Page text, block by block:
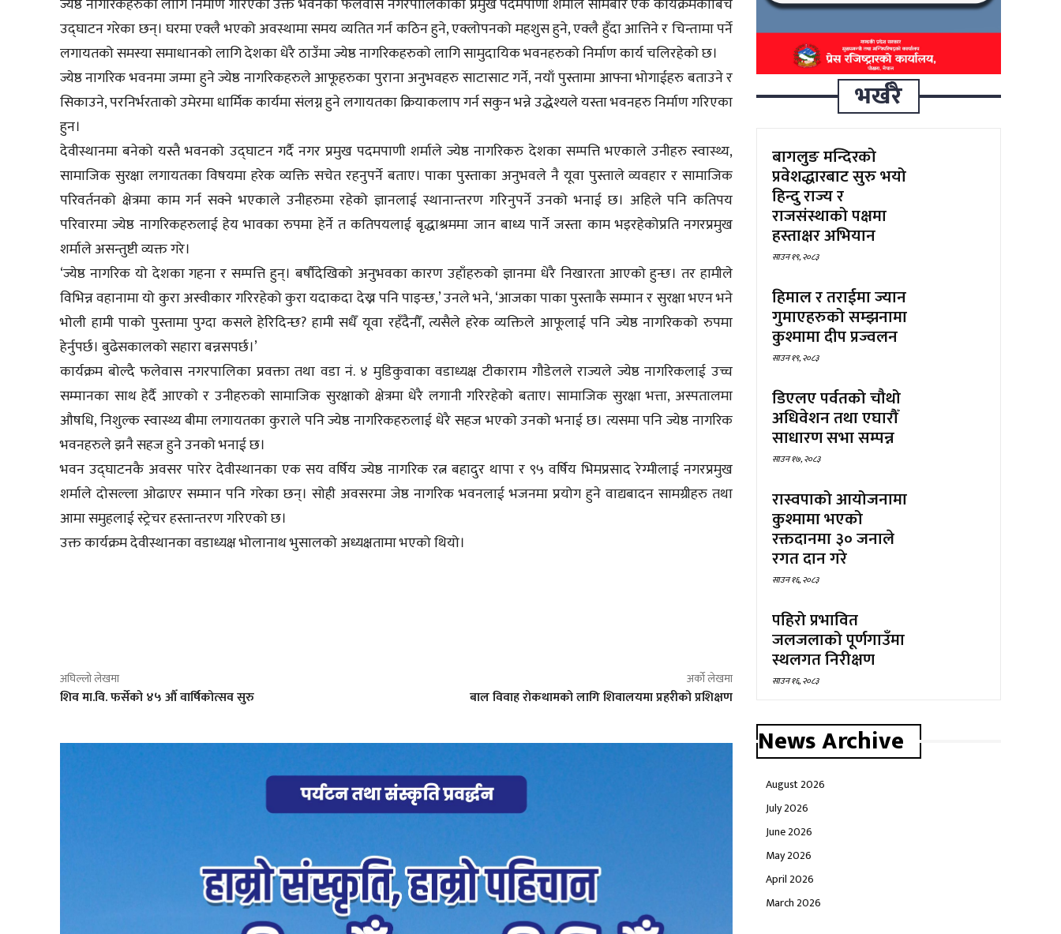
उद्घाटन गरेका छन्। घरमा एक्लै भएको अवस्थामा समय व्यतित गर्न कठिन हुने, एक्लोपनको महशुस हुने, एक्लै हुँदा आत्तिने र चिन्तामा पर्ने
लगायतको समस्या समाधानको लागि देशका धेरै ठाउँमा ज्येष्ठ नागरिकहरुको लागि सामुदायिक भवनहरुको निर्माण कार्य चलिरहेको छ।
ज्येष्ठ नागरिक भवनमा जम्मा हुने ज्येष्ठ नागरिकहरुले आफूहरुका पुराना अनुभवहरु साटासाट गर्ने, नयाँ पुस्तामा आफ्ना भोगाईहरु बताउने र
सिकाउने, परनिर्भरताको उमेरमा धार्मिक कार्यमा संलग्न हुने लगायतका क्रियाकलाप गर्न सकुन भन्ने उद्धेश्यले यस्ता भवनहरु निर्माण गरिएका
हुन।
देवीस्थानमा बनेको यस्तै भवनको उद्घाटन गर्दै नगर प्रमुख पदमपाणी शर्माले ज्येष्ठ नागरिकरु देशका सम्पत्ति भएकाले उनीहरु स्वास्थ्य,
सामाजिक सुरक्षा लगायतका विषयमा हरेक व्यक्ति सचेत रहनुपर्ने बताए। पाका पुस्ताका अनुभवले नै यूवा पुस्ताले व्यवहार र सामाजिक
परिवर्तनको क्षेत्रमा काम गर्न सक्ने भएकाले उनीहरुमा रहेको ज्ञानलाई स्थानान्तरण गरिनुपर्ने उनको भनाई छ। अहिले पनि कतिपय
परिवारमा ज्येष्ठ नागरिकहरुलाई हेय भावका रुपमा हेर्ने त कतिपयलाई बृद्धाश्रममा जान बाध्य पार्ने जस्ता काम भइरहेकोप्रति नगरप्रमुख
शर्माले असन्तुष्टी व्यक्त गरे।
‘ज्येष्ठ नागरिक यो देशका गहना र सम्पत्ति हुन्। बर्षौदेखिको अनुभवका कारण उहाँहरुको ज्ञानमा धेरै निखारता आएको हुन्छ। तर हामीले
विभिन्न वहानामा यो कुरा अस्वीकार गरिरहेको कुरा यदाकदा देख्न पनि पाइन्छ,’ उनले भने, ‘आजका पाका पुस्ताकै सम्मान र सुरक्षा भएन भने
भोली हामी पाको पुस्तामा पुग्दा कसले हेरिदिन्छ? हामी सधैँ यूवा रहँदैनौँ, त्यसैले हरेक व्यक्तिले आफूलाई पनि ज्येष्ठ नागरिकको रुपमा
हेर्नुपर्छ। बुढेसकालको सहारा बन्नसपर्छ।’
कार्यक्रम बोल्दै फलेवास नगरपालिका प्रवक्ता तथा वडा नं. ४ मुडिकुवाका वडाध्यक्ष टीकाराम गौडेलले राज्यले ज्येष्ठ नागरिकलाई उच्च
सम्मानका साथ हेर्दै आएको र उनीहरुको सामाजिक सुरक्षाको क्षेत्रमा धेरै लगानी गरिरहेको बताए। सामाजिक सुरक्षा भत्ता, अस्पतालमा
औषधि, निशुल्क स्वास्थ्य बीमा लगायतका कुराले पनि ज्येष्ठ नागरिकहरुलाई धेरै सहज भएको उनको भनाई छ। त्यसमा पनि ज्येष्ठ नागरिक
भवनहरुले झनै सहज हुने उनको भनाई छ।
भवन उद्घाटनकै अवसर पारेर देवीस्थानका एक सय वर्षिय ज्येष्ठ नागरिक रत्न बहादुर थापा र ९५ वर्षिय भिमप्रसाद रेग्मीलाई नगरप्रमुख
शर्माले दोसल्ला ओढाएर सम्मान पनि गरेका छन्। सोही अवसरमा जेष्ठ नागरिक भवनलाई भजनमा प्रयोग हुने वाद्यबादन सामग्रीहरु तथा
आमा समुहलाई स्ट्रेचर हस्तान्तरण गरिएको छ।
उक्त कार्यक्रम देवीस्थानका वडाध्यक्ष भोलानाथ भुसालको अध्यक्षतामा भएको थियो।
अघिल्लो लेखमा
शिव मा.वि. फर्सेको ४५ औँ वार्षिकोत्सव सुरु
अर्को लेखमा
बाल विवाह रोकथामको लागि शिवालयमा प्रहरीको प्रशिक्षण
भर्खरै
बागलुङ मन्दिरको
प्रवेशद्धारबाट सुरु भयो
हिन्दु राज्य र
राजसंस्थाको पक्षमा
हस्ताक्षर अभियान
साउन १९, २०८३
हिमाल र तराईमा ज्यान
गुमाएहरुको सम्झनामा
कुश्मामा दीप प्रज्वलन
साउन १९, २०८३
डिएलए पर्वतको चौथो
अधिवेशन तथा एघारौँ
साधारण सभा सम्पन्न
साउन १७, २०८३
रास्वपाको आयोजनामा
कुश्मामा भएको
रक्तदानमा ३० जनाले
रगत दान गरे
साउन १६, २०८३
पहिरो प्रभावित
जलजलाको पूर्णगाउँमा
स्थलगत निरीक्षण
साउन १६, २०८३
News Archive
August 2026
July 2026
June 2026
May 2026
April 2026
March 2026